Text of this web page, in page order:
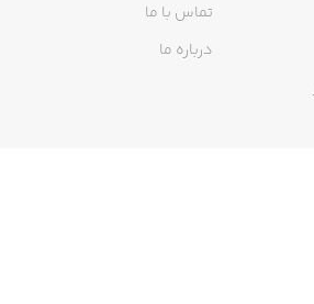
تماس با ما
درباره ما